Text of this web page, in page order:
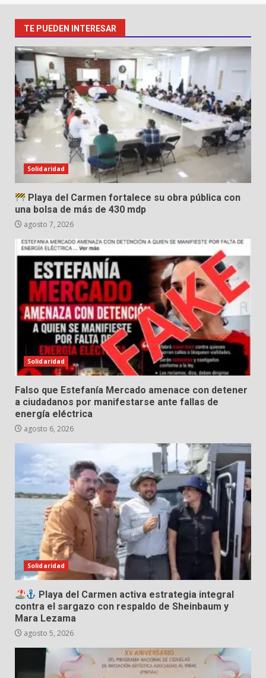
TE PUEDEN INTERESAR
Solidaridad
Playa del Carmen fortalece su obra pública con
una bolsa de más de 430 mdp
agosto 7, 2026
Solidaridad
Falso que Estefanía Mercado amenace con detener
a ciudadanos por manifestarse ante fallas de
energía eléctrica
agosto 6, 2026
Solidaridad
Playa del Carmen activa estrategia integral
contra el sargazo con respaldo de Sheinbaum y
Mara Lezama
agosto 5, 2026